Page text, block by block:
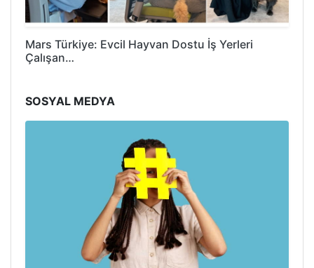
Mars Türkiye: Evcil Hayvan Dostu İş Yerleri
Çalışan…
SOSYAL MEDYA